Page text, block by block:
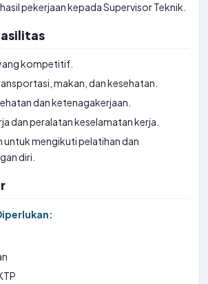
pekerjaan kepada Supervisor Teknik.
kompetitif.
makan, dan kesehatan.
dan ketenagakerjaan.
dan peralatan keselamatan kerja.
untuk mengikuti pelatihan dan
diri.